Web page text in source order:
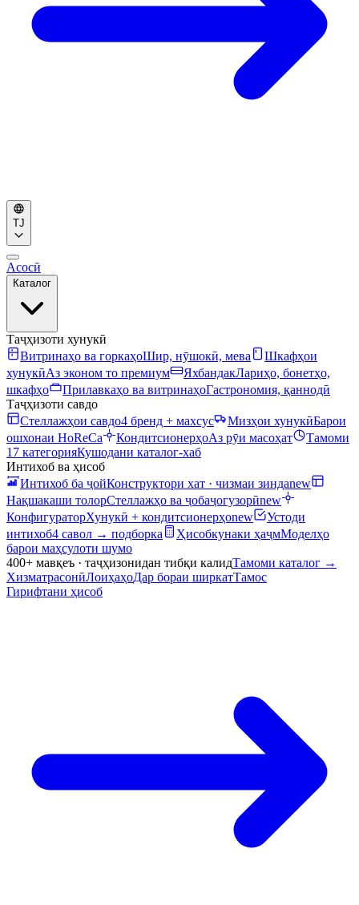
TJ
Асосӣ
Каталог
Таҷҳизоти хунукӣ
Витринаҳо ва горкаҳоШир, нӯшокӣ, мева
Шкафҳои
хунукӣАз эконом то премиум ЯхбандакЛариҳо, бонетҳо,
шкафҳо
Прилавкаҳо ва витринаҳоГастрономия, қаннодӣ
Таҷҳизоти савдо
Стеллажҳои савдо4 бренд + махсус Мизҳои хунукӣБарои
ошхонаи HoReCa
КондитсионерҳоАз рӯи масоҳат
Тамоми
17 категорияКушодани каталог-хаб
Интихоб ва ҳисоб
Интихоб ба ҷойКонструктори хат · чизмаи зиндаnew
Нақшакаши толорСтеллажҳо ва ҷобаҷогузорӣnew
КонфигураторХунукӣ + кондитсионерҳоnew
Устоди
интихоб4 савол → подборка Ҳисобкунаки ҳаҷмМоделҳо
барои маҳсулоти шумо
400+ мавқеъ · таҷҳизонидан тибқи калидТамоми каталог →
ХизматрасонӣЛоиҳаҳоДар бораи ширкатТамос
Гирифтани ҳисоб